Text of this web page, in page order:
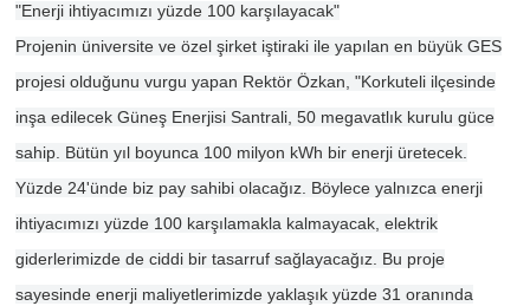
"Enerji ihtiyacımızı yüzde 100 karşılayacak"
Projenin üniversite ve özel şirket iştiraki ile yapılan en büyük GES
projesi olduğunu vurgu yapan Rektör Özkan, "Korkuteli ilçesinde
inşa edilecek Güneş Enerjisi Santrali, 50 megavatlık kurulu güce
sahip. Bütün yıl boyunca 100 milyon kWh bir enerji üretecek.
Yüzde 24'ünde biz pay sahibi olacağız. Böylece yalnızca enerji
ihtiyacımızı yüzde 100 karşılamakla kalmayacak, elektrik
giderlerimizde de ciddi bir tasarruf sağlayacağız. Bu proje
sayesinde enerji maliyetlerimizde yaklaşık yüzde 31 oranında